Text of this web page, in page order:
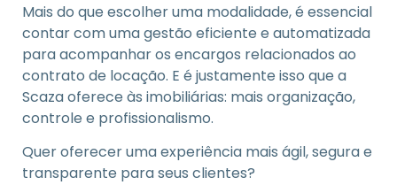
Mais do que escolher uma modalidade, é essencial
contar com uma gestão eficiente e automatizada
para acompanhar os encargos relacionados ao
contrato de locação. E é justamente isso que a
Scaza oferece às imobiliárias: mais organização,
controle e profissionalismo.
Quer oferecer uma experiência mais ágil, segura e
transparente para seus clientes?